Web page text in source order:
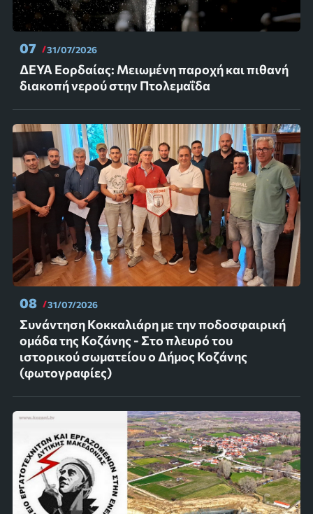
07 31/07/2026
ΔΕΥΑ Εορδαίας: Μειωμένη παροχή και πιθανή
διακοπή νερού στην Πτολεμαΐδα
08 31/07/2026
Συνάντηση Κοκκαλιάρη με την ποδοσφαιρική
ομάδα της Κοζάνης - Στο πλευρό του
ιστορικού σωματείου ο Δήμος Κοζάνης
(φωτογραφίες)